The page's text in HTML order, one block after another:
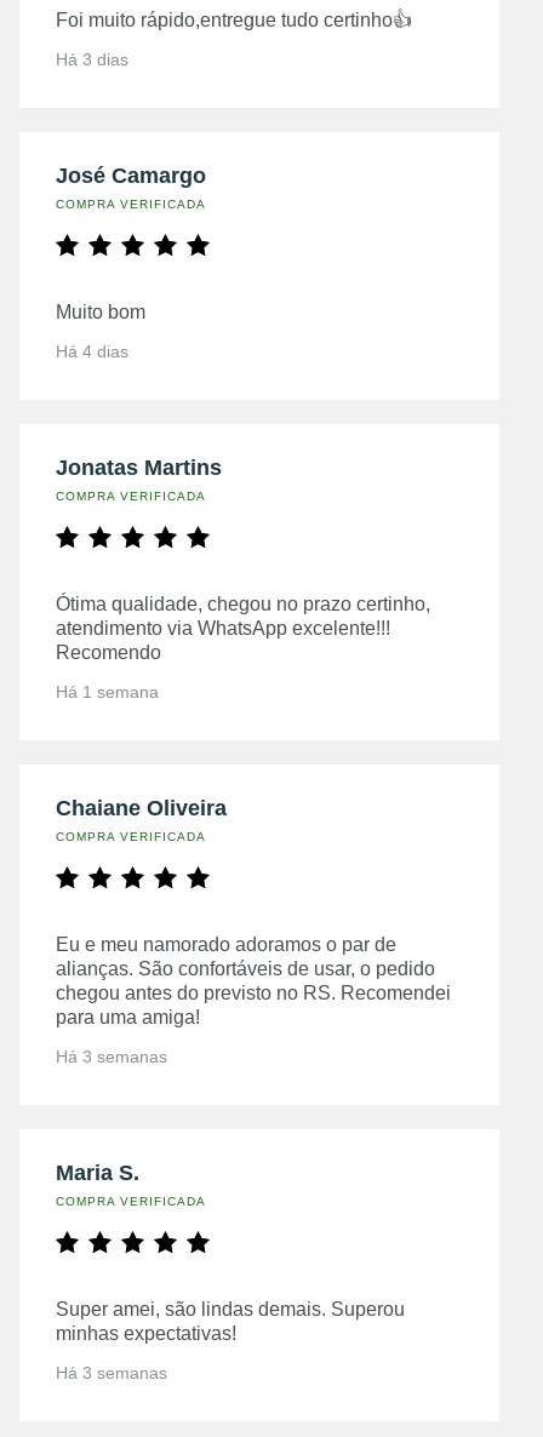
Foi muito rápido,entregue tudo certinho👍
Há 3 dias
José Camargo
COMPRA VERIFICADA
Muito bom
Há 4 dias
Jonatas Martins
COMPRA VERIFICADA
Ótima qualidade, chegou no prazo certinho,
atendimento via WhatsApp excelente!!!
Recomendo
Há 1 semana
Chaiane Oliveira
COMPRA VERIFICADA
Eu e meu namorado adoramos o par de
alianças. São confortáveis de usar, o pedido
chegou antes do previsto no RS. Recomendei
para uma amiga!
Há 3 semanas
Maria S.
COMPRA VERIFICADA
Super amei, são lindas demais. Superou
minhas expectativas!
Há 3 semanas